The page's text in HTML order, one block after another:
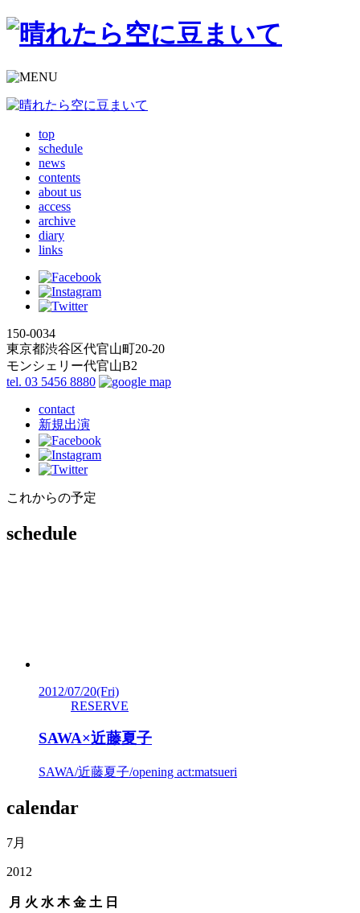
top
schedule
news
contents
about us
access
archive
diary
links
150-0034
東京都渋谷区代官山町20-20
モンシェリー代官山B2
tel. 03 5456 8880
contact
新規出演
これからの予定
schedule
2012/07/20(Fri)
RESERVE
SAWA×近藤夏子
SAWA/近藤夏子/opening act:matsueri
calendar
7月
2012
月 火 水 木 金 土 日